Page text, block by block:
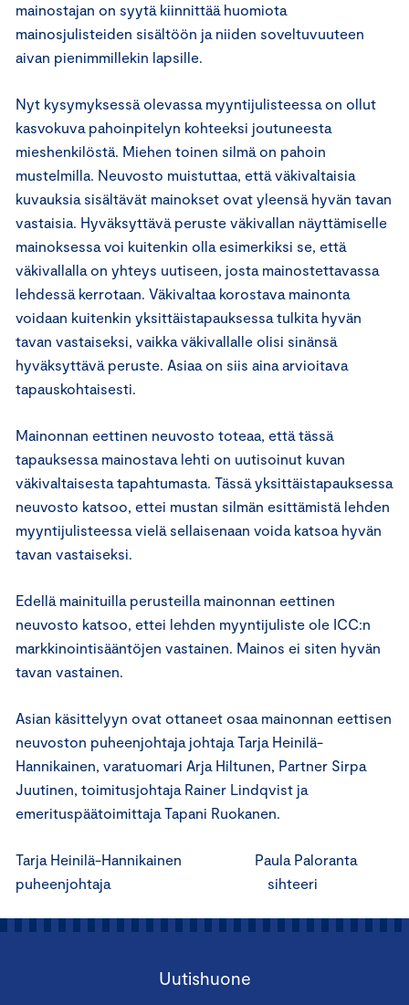
mainostajan on syytä kiinnittää huomiota
mainosjulisteiden sisältöön ja niiden soveltuvuuteen
aivan pienimmillekin lapsille.
Nyt kysymyksessä olevassa myyntijulisteessa on ollut
kasvokuva pahoinpitelyn kohteeksi joutuneesta
mieshenkilöstä. Miehen toinen silmä on pahoin
mustelmilla. Neuvosto muistuttaa, että väkivaltaisia
kuvauksia sisältävät mainokset ovat yleensä hyvän tavan
vastaisia. Hyväksyttävä peruste väkivallan näyttämiselle
mainoksessa voi kuitenkin olla esimerkiksi se, että
väkivallalla on yhteys uutiseen, josta mainostettavassa
lehdessä kerrotaan. Väkivaltaa korostava mainonta
voidaan kuitenkin yksittäistapauksessa tulkita hyvän
tavan vastaiseksi, vaikka väkivallalle olisi sinänsä
hyväksyttävä peruste. Asiaa on siis aina arvioitava
tapauskohtaisesti.
Mainonnan eettinen neuvosto toteaa, että tässä
tapauksessa mainostava lehti on uutisoinut kuvan
väkivaltaisesta tapahtumasta. Tässä yksittäistapauksessa
neuvosto katsoo, ettei mustan silmän esittämistä lehden
myyntijulisteessa vielä sellaisenaan voida katsoa hyvän
tavan vastaiseksi.
Edellä mainituilla perusteilla mainonnan eettinen
neuvosto katsoo, ettei lehden myyntijuliste ole ICC:n
markkinointisääntöjen vastainen. Mainos ei siten hyvän
tavan vastainen.
Asian käsittelyyn ovat ottaneet osaa mainonnan eettisen
neuvoston puheenjohtaja johtaja Tarja Heinilä-
Hannikainen, varatuomari Arja Hiltunen, Partner Sirpa
Juutinen, toimitusjohtaja Rainer Lindqvist ja
emerituspäätoimittaja Tapani Ruokanen.
Tarja Heinilä-Hannikainen Paula Paloranta
puheenjohtaja sihteeri
Uutishuone